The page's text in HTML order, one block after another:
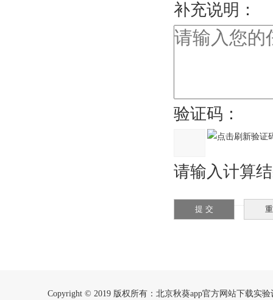
补充说明：
验证码：
请输入计算结
Copyright © 2019 版权所有：北京秋葵app官方网站下载